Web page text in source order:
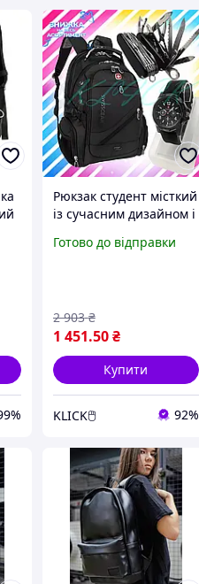
Рюкзак студент місткий
із сучасним дизайном і
простору рюкзак для
Готово до відправки
1 451.50 ₴
2 903 ₴
Купити
KLICK🖱️ 92%